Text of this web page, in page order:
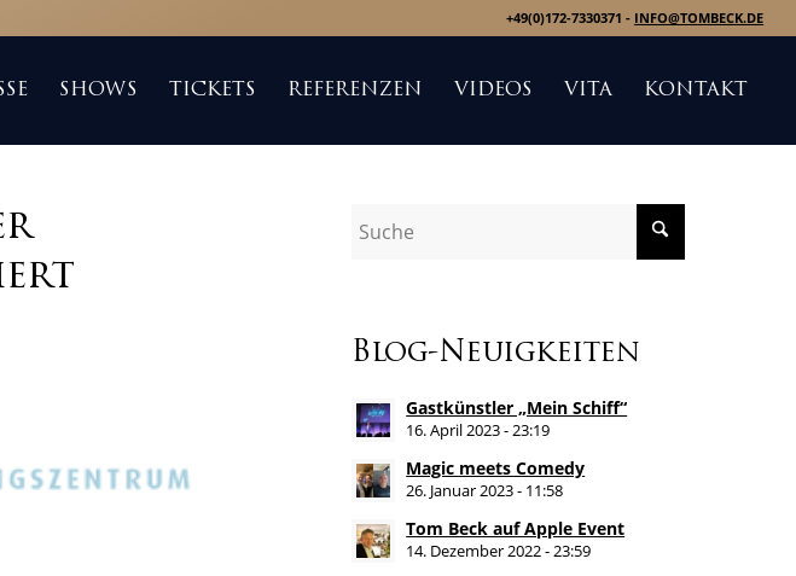
+49(0)172-7330371 - INFO@TOMBECK.DE
SHOWS TICKETS REFERENZEN VIDEOS VITA KONTAKT
Blog-Neuigkeiten
Gastkünstler „Mein Schiff“
16. April 2023 - 23:19
Magic meets Comedy
26. Januar 2023 - 11:58
Tom Beck auf Apple Event
14. Dezember 2022 - 23:59